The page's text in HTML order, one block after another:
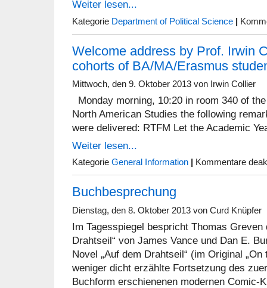
Weiter lesen...
Kategorie Department of Political Science
Welcome address by Prof. Irwin
cohorts of BA/MA/Erasmus
Mittwoch, den 9. Oktober 2013 von Irwin Collier
Monday morning, 10:20 in room 340 of
North American Studies the following
were delivered: RTFM Let the Academic
Weiter lesen...
Kategorie General Information Kommentare
Buchbesprechung
Dienstag, den 8. Oktober 2013 von Curd Knüpfer
Im Tagesspiegel bespricht Thomas
Drahtseil“ von James Vance und Dan E.
Novel „Auf dem Drahtseil“ (im Original
weniger dicht erzählte Fortsetzung des
Buchform erschienenen modernen Comic-